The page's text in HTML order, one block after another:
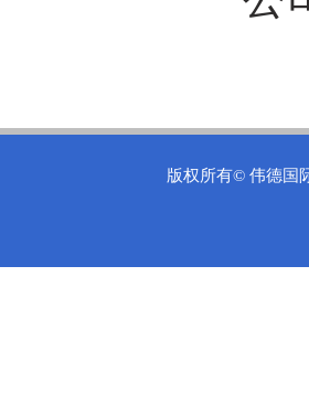
版权所有© 伟德国